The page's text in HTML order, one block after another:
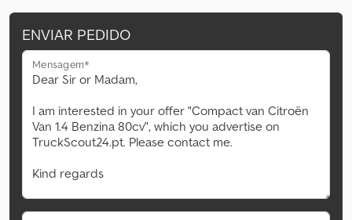
ENVIAR PEDIDO
Mensagem*